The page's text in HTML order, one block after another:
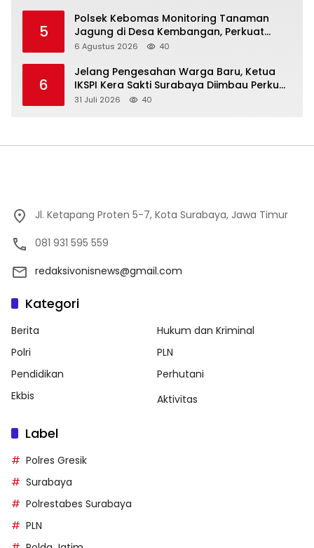
5
Polsek Kebomas Monitoring Tanaman
Jagung di Desa Kembangan, Perkuat
Dukungan Ketahanan Pangan Nasional
6 Agustus 2026 40
6
Jelang Pengesahan Warga Baru, Ketua
IKSPI Kera Sakti Surabaya Diimbau Perkuat
Pembinaan dan Jaga Kondusivitas
31 Juli 2026 40
Jl. Ketapang Proten 5-7, Kota Surabaya, Jawa Timur
081 931 595 559
redaksivonisnews@gmail.com
Kategori
Berita
Hukum dan Kriminal
Polri
PLN
Pendidikan
Perhutani
Ekbis
Aktivitas
Label
Polres Gresik
Surabaya
Polrestabes Surabaya
PLN